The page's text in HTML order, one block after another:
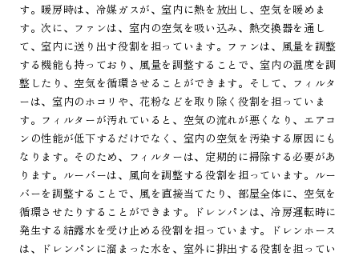
す。暖房時は、冷媒ガスが、室内に熱を放出し、空気を暖めま
す。次に、ファンは、室内の空気を吸い込み、熱交換器を通し
て、室内に送り出す役割を担っています。ファンは、風量を調整
する機能も持っており、風量を調整することで、室内の温度を調
整したり、空気を循環させることができます。そして、フィルタ
ーは、室内のホコリや、花粉などを取り除く役割を担っていま
す。フィルターが汚れていると、空気の流れが悪くなり、エアコ
ンの性能が低下するだけでなく、室内の空気を汚染する原因にも
なります。そのため、フィルターは、定期的に掃除する必要があ
ります。ルーバーは、風向を調整する役割を担っています。ルー
バーを調整することで、風を直接当てたり、部屋全体に、空気を
循環させたりすることができます。ドレンパンは、冷房運転時に
発生する結露水を受け止める役割を担っています。ドレンホース
は、ドレンパンに溜まった水を、室外に排出する役割を担ってい